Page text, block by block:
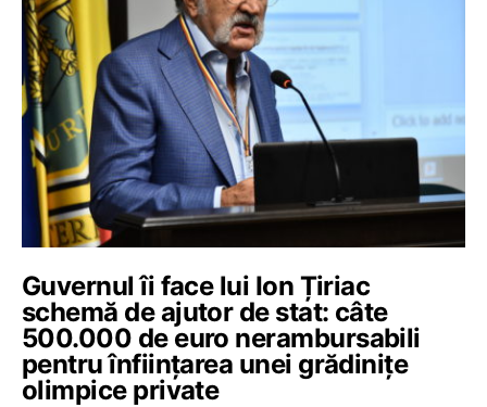
Guvernul îi face lui Ion Țiriac
schemă de ajutor de stat: câte
500.000 de euro nerambursabili
pentru înființarea unei grădinițe
olimpice private